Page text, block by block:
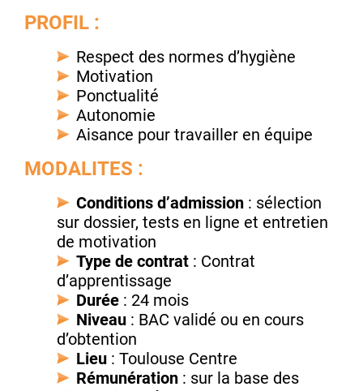
PROFIL :
Respect des normes d’hygiène
Motivation
Ponctualité
Autonomie
Aisance pour travailler en équipe
MODALITES :
Conditions d’admission : sélection
sur dossier, tests en ligne et entretien
de motivation
Type de contrat : Contrat
d’apprentissage
Durée : 24 mois
Niveau : BAC validé ou en cours
d’obtention
Lieu : Toulouse Centre
Rémunération : sur la base des